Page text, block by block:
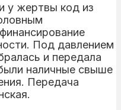
у жертвы код из
Под давлением
и передала
наличные свыше
Передача